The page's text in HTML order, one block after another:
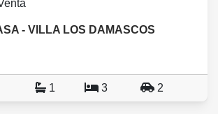
- VILLA LOS DAMASCOS
1 3 2